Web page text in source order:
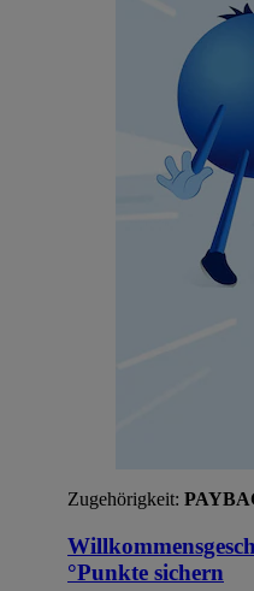
Zugehörigkeit:
°Punkte sichern